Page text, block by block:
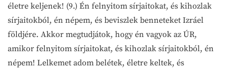
életre keljenek! (9.) Én felnyitom sírjaitokat, és kihozlak
sírjaitokból, én népem, és beviszlek benneteket Izráel
földjére. Akkor megtudjátok, hogy én vagyok az ÚR,
amikor felnyitom sírjaitokat, és kihozlak sírjaitokból, én
népem! Lelkemet adom belétek, életre keltek, és